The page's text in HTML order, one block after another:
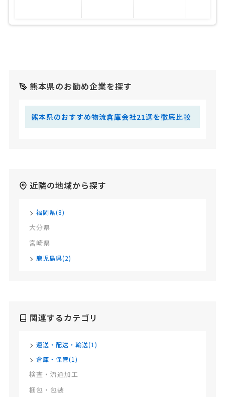
熊本県のお勧め企業を探す
熊本県のおすすめ物流倉庫会社21選を徹底比較
近隣の地域から探す
福岡県(8)
大分県
宮崎県
鹿児島県(2)
関連するカテゴリ
運送・配送・輸送(1)
倉庫・保管(1)
検査・流通加工
梱包・包装